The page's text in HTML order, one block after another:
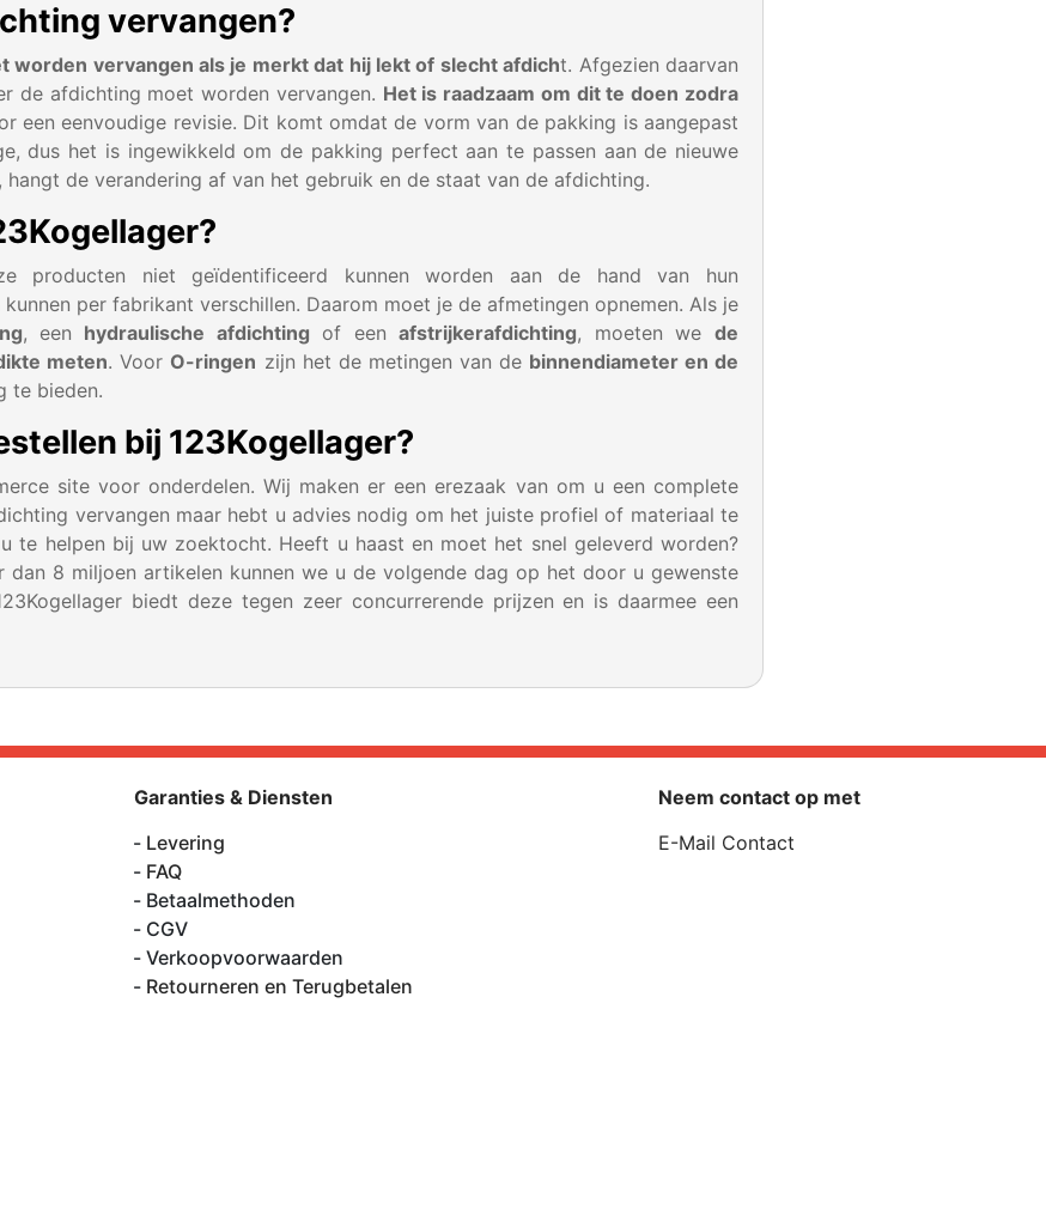
vervangen?
worden vervangen als je merkt dat hij lekt of slecht afdicht. Afgezien daarvan
de afdichting moet worden vervangen. Het is raadzaam om dit te doen zodra
een eenvoudige revisie. Dit komt omdat de vorm van de pakking is aangepast
dus het is ingewikkeld om de pakking perfect aan te passen aan de nieuwe
de verandering af van het gebruik en de staat van de afdichting.
niet geïdentificeerd kunnen worden aan de hand van hun
per fabrikant verschillen. Daarom moet je de afmetingen opnemen. Als je
, een hydraulische afdichting of eenafstrijkerafdichting, moeten wede
meten. Voor O-ringen zijn het de metingen van de binnendiameter en de
te bieden.
bij 123Kogellager?
site voor onderdelen. Wij maken er een erezaak van om u een complete
vervangen maar hebt u advies nodig om het juiste profiel of materiaal te
te helpen bij uw zoektocht. Heeft u haast en moet het snel geleverd worden?
dan 8 miljoen artikelen kunnen we u de volgende dag op het door u gewenste
biedt deze tegen zeer concurrerende prijzen en is daarmee een
Garanties & Diensten
Levering
FAQ
Betaalmethoden
CGV
Verkoopvoorwaarden
Retourneren en Terugbetalen
Neem contact op met
E-Mail Contact